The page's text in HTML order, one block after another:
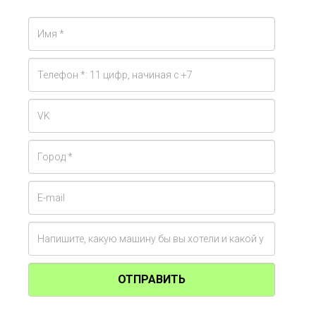
ОТПРАВИТЬ